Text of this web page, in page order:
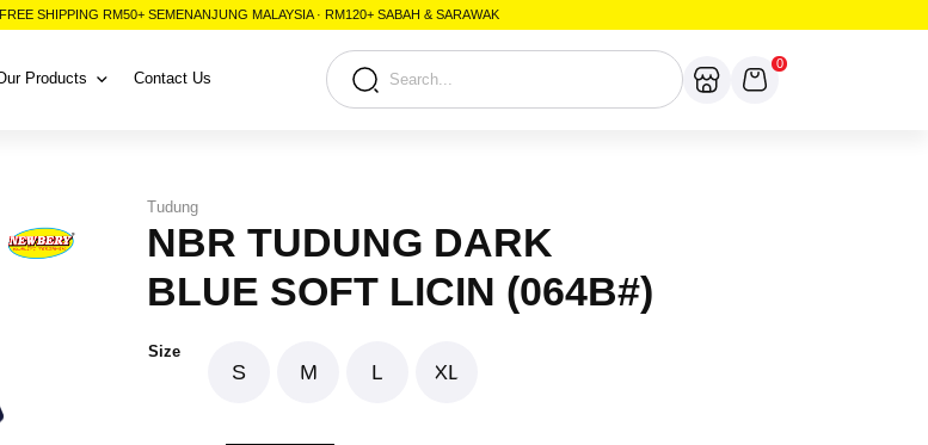
SHIPPING RM50+ SEMENANJUNG MALAYSIA · RM120+ SABAH & SARAWAK
Products Contact Us
0
Tudung
NBR TUDUNG DARK
BLUE SOFT LICIN (064B#)
Size
S M L XL